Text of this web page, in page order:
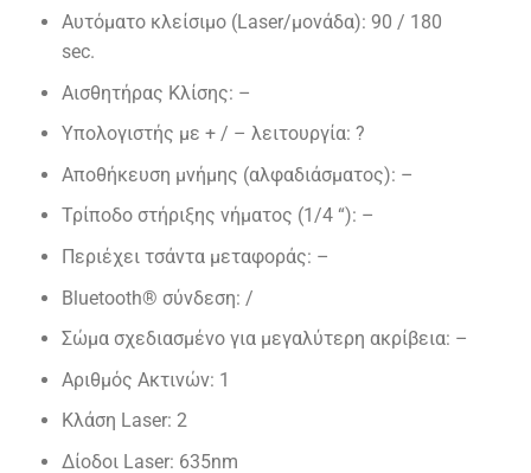
Αυτόματο κλείσιμο (Laser/μονάδα): 90 / 180
sec.
Αισθητήρας Κλίσης: –
Υπολογιστής με + / – λειτουργία: ?
Αποθήκευση μνήμης (αλφαδιάσματος): –
Τρίποδο στήριξης νήματος (1/4 “): –
Περιέχει τσάντα μεταφοράς: –
Bluetooth® σύνδεση: /
Σώμα σχεδιασμένο για μεγαλύτερη ακρίβεια: –
Αριθμός Ακτινών: 1
Κλάση Laser: 2
Δίοδοι Laser: 635nm